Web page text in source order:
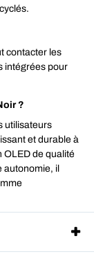
contacter les
intégrées pour
?
utilisateurs
et durable à
OLED de qualité
autonomie, il